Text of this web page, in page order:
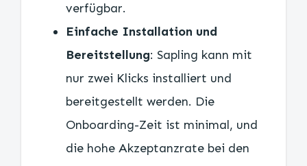
verfügbar.
Einfache Installation und
Bereitstellung: Sapling kann mit
nur zwei Klicks installiert und
bereitgestellt werden. Die
Onboarding-Zeit ist minimal, und
die hohe Akzeptanzrate bei den